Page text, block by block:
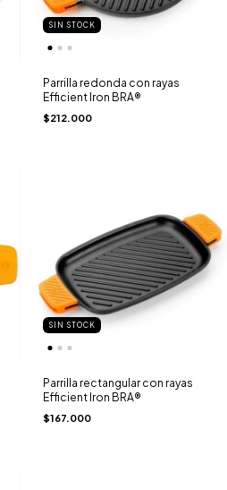
SIN STOCK
Parrilla redonda con rayas
Efficient Iron BRA®
$212.000
SIN STOCK
Parrilla rectangular con rayas
Efficient Iron BRA®
$167.000